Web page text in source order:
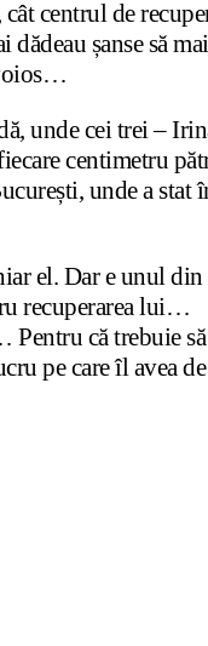
centrul de
șanse să
unde cei trei –
centimetru
unde a
el. Dar e unul
recuperarea lui…
că trebuie
pe care îl avea